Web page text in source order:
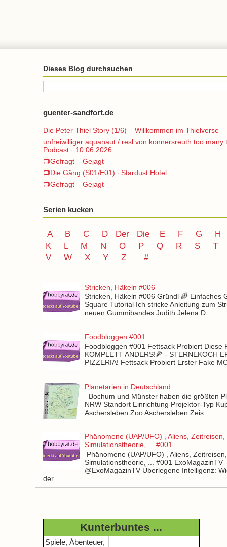
Dieses Blog durchsuchen
guenter-sandfort.de
Die Peter Thiel Story (1/6) – Willkommen im Thielverse
unfreiwilliger aquanaut / resl von konnersreuth too many
Podcast · 10.06.2026
📺Gefragt – Gejagt
📺Die Gäng (S01/E01) ∙ Stardust Hotel
📺Gefragt – Gejagt
Serien kucken
A B C D Der Die E F G
H
K
L M N O P Q R S
T
V
W X Y Z #
Stricken, Häkeln #006
Stricken, Häkeln #006 Gründl 🌈 Einfaches
Square Tutorial Ich stricke Anleitung zum
neuen Gummibandes Judith Jelena D...
Foodbloggen #001
Foodbloggen #001 Fettsack Probiert Diese
KOMPLETT ANDERS!🍕 - STERNEKOCH
PIZZERIA! Fettsack Probiert Erster Fake
Planetarien in Deutschland
Bochum und Münster haben die größten
NRW Standort Einrichtung Projektor-Typ
Aschersleben Zoo Aschersleben Zeis...
Phänomene (UAP/UFO) , Aliens, Zeitreisen,
Simulationstheorie, ... #001
Phänomene (UAP/UFO) , Aliens, Zeitreisen,
Simulationstheorie, ... #001 ExoMagazinTV
@ExoMagazinTV Überlegene Intelligenz:
der...
Kunterbuntes ...
Spiele, Ábenteuer,